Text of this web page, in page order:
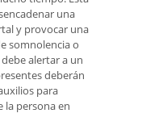
una
y provocar una
somnolencia o
alertar a un
deberán
para
la persona en